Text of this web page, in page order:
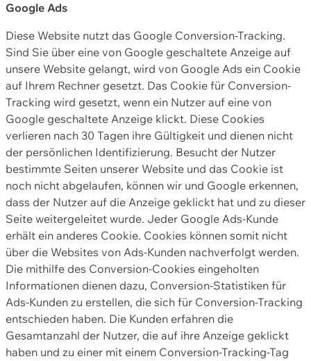
Google Ads
Diese Website nutzt das Google Conversion-Tracking.
Sind Sie über eine von Google geschaltete Anzeige auf
unsere Website gelangt, wird von Google Ads ein Cookie
auf Ihrem Rechner gesetzt. Das Cookie für Conversion-
Tracking wird gesetzt, wenn ein Nutzer auf eine von
Google geschaltete Anzeige klickt. Diese Cookies
verlieren nach 30 Tagen ihre Gültigkeit und dienen nicht
der persönlichen Identifizierung. Besucht der Nutzer
bestimmte Seiten unserer Website und das Cookie ist
noch nicht abgelaufen, können wir und Google erkennen,
dass der Nutzer auf die Anzeige geklickt hat und zu dieser
Seite weitergeleitet wurde. Jeder Google Ads-Kunde
erhält ein anderes Cookie. Cookies können somit nicht
über die Websites von Ads-Kunden nachverfolgt werden.
Die mithilfe des Conversion-Cookies eingeholten
Informationen dienen dazu, Conversion-Statistiken für
Ads-Kunden zu erstellen, die sich für Conversion-Tracking
entschieden haben. Die Kunden erfahren die
Gesamtanzahl der Nutzer, die auf ihre Anzeige geklickt
haben und zu einer mit einem Conversion-Tracking-Tag